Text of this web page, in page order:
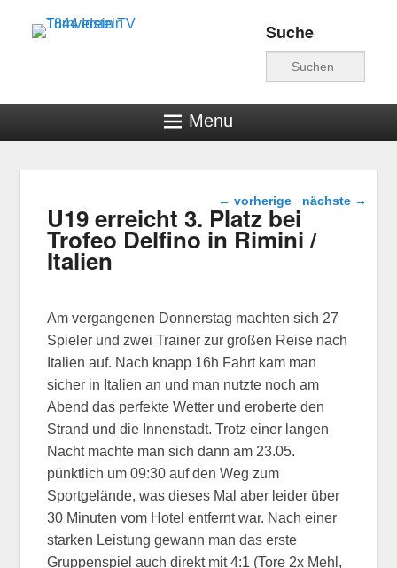
Turnverein TV 1844
Suche
Menu
Beitragsnavigation
← vorherige nächste →
U19 erreicht 3. Platz bei
Trofeo Delfino in Rimini /
Italien
Am vergangenen Donnerstag machten sich 27
Spieler und zwei Trainer zur großen Reise nach
Italien auf. Nach knapp 16h Fahrt kam man
sicher in Italien an und man nutzte noch am
Abend das perfekte Wetter und eroberte den
Strand und die Innenstadt. Trotz einer langen
Nacht machte man sich dann am 23.05.
pünktlich um 09:30 auf den Weg zum
Sportgelände, was dieses Mal aber leider über
30 Minuten vom Hotel entfernt war. Nach einer
starken Leistung gewann man das erste
Gruppenspiel auch direkt mit 4:1 (Tore 2x Mehl,